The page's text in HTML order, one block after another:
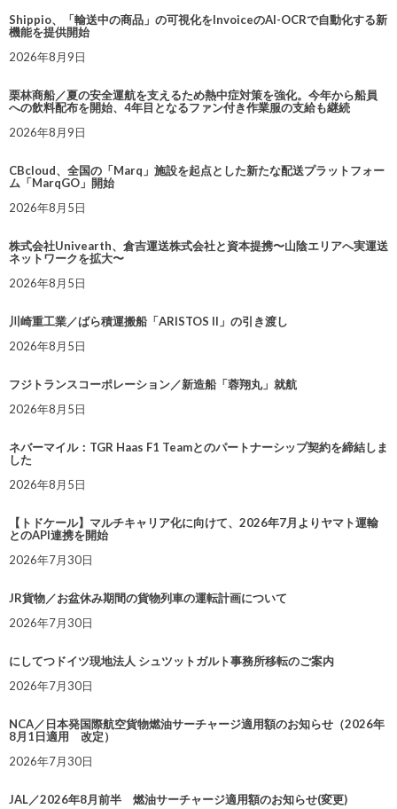
Shippio、「輸送中の商品」の可視化をInvoiceのAI-OCRで自動化する新
機能を提供開始
2026年8月9日
栗林商船／夏の安全運航を支えるため熱中症対策を強化。今年から船員
への飲料配布を開始、4年目となるファン付き作業服の支給も継続
2026年8月9日
CBcloud、全国の「Marq」施設を起点とした新たな配送プラットフォー
ム「MarqGO」開始
2026年8月5日
株式会社Univearth、倉吉運送株式会社と資本提携〜山陰エリアへ実運送
ネットワークを拡大〜
2026年8月5日
川崎重工業／ばら積運搬船「ARISTOS II」の引き渡し
2026年8月5日
フジトランスコーポレーション／新造船「蓉翔丸」就航
2026年8月5日
ネバーマイル：TGR Haas F1 Teamとのパートナーシップ契約を締結しま
した
2026年8月5日
【トドケール】マルチキャリア化に向けて、2026年7月よりヤマト運輸
とのAPI連携を開始
2026年7月30日
JR貨物／お盆休み期間の貨物列車の運転計画について
2026年7月30日
にしてつドイツ現地法人 シュツットガルト事務所移転のご案内
2026年7月30日
NCA／日本発国際航空貨物燃油サーチャージ適用額のお知らせ（2026年
8月1日適用 改定）
2026年7月30日
JAL／2026年8月前半 燃油サーチャージ適用額のお知らせ(変更)